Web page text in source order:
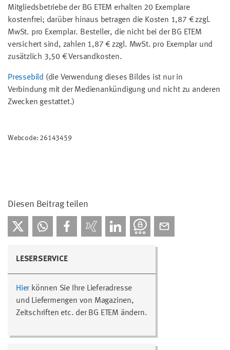
Mitgliedsbetriebe der BG ETEM erhalten 20 Exemplare
kostenfrei; darüber hinaus betragen die Kosten 1,87 € zzgl.
MwSt. pro Exemplar. Besteller, die nicht bei der BG ETEM
versichert sind, zahlen 1,87 € zzgl. MwSt. pro Exemplar und
zusätzlich 3,50 € Versandkosten.
Pressebild (die Verwendung dieses Bildes ist nur in
Verbindung mit der Medienankündigung und nicht zu anderen
Zwecken gestattet.)
Webcode: 26143459
Diesen Beitrag teilen
LESERSERVICE
Hier können Sie Ihre Lieferadresse
und Liefermengen von Magazinen,
Zeitschriften etc. der BG ETEM ändern.